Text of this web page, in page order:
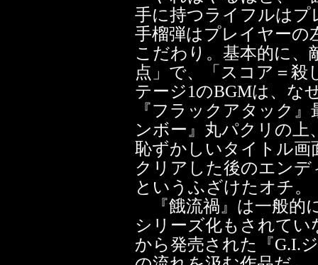
手に持つライフルはプ
手榴弾はプレイヤーの
こだわり。基本的に、
点」で、「スコア＝殺
テージ1のBGMは、な
『フラックアタック
ンボー』丸パクリの上
恥ずかしいタイトル画
クリアした後のエン
というふざけたオチ。
『餓流禍』は一般的
シリーズ化もされてい
から発売された『G.I.